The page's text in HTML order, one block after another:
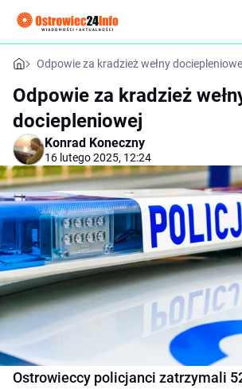
Odpowie za kradzież wełny
Odpowie za kradzież
dociepleniowej
Konrad Koneczny
16 lutego 2025, 12:24
Ostrowieccy policjanci zatrzymali